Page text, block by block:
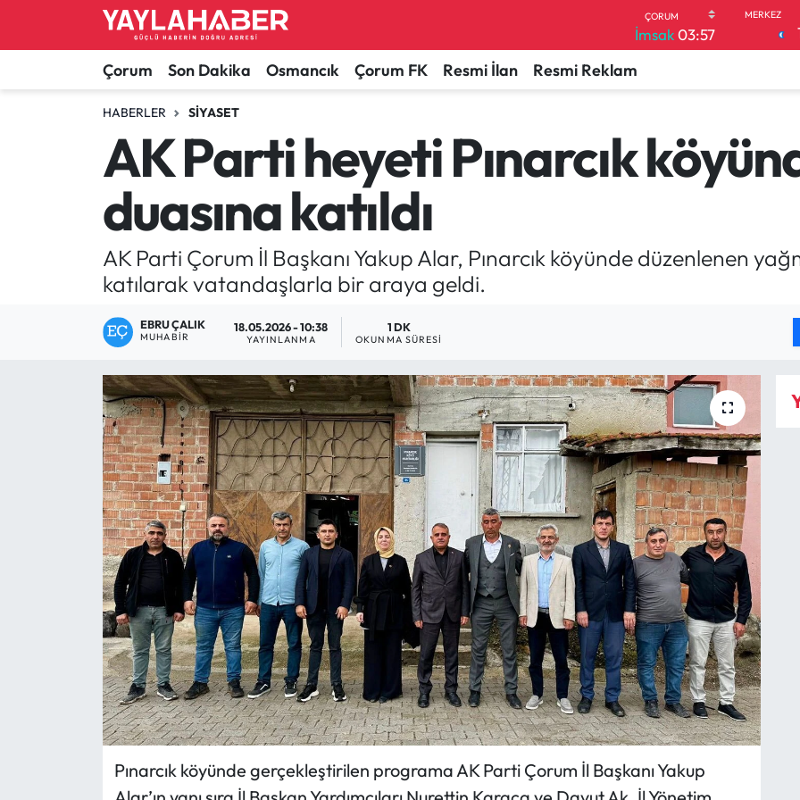
İmsak03:57
Çorum Son Dakika Osmancık Çorum FK Resmi İlan Resmi Reklam
HABERLER SIYASET
AK Parti heyeti Pınarcık
duasına katıldı
AK Parti Çorum İl Başkanı Yakup Alar, Pınarcık köyünde düzenlenen
katılarak vatandaşlarla bir araya geldi.
EBRU ÇALIK
MUHABIR
18.05.2026 - 10:38
YAYINLANMA
1 DK
OKUNMA SÜRESI
Pınarcık köyünde gerçekleştirilen programa AK Parti Çorum İl Başkanı Yakup
Alaca Haberleri
Bayat Haberleri
Bilgi - Keşfet Haberleri
Bilim ve Teknoloji
Boğazkale Haberleri
Çorum Haberleri
Çorum Son Dakika Haberleri
Dodurga Haberleri
Ekonomi
İskilip Haberleri
Kargı Haberleri
Kimdir?
Kültür Sanat
Laçin Haberleri
Çorum Nöbetçi Eczaneler
Çorum Hava Durumu
Çorum Namaz Vakitleri
Çorum Trafik Yoğunluk Haritası
TFF 1.Lig Puan Durumu ve Fikstür
Tüm Manşetler
Son Dakika Haberleri
Haber Arşivi